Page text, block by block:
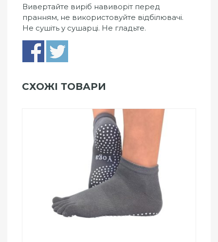
Вивертайте виріб навиворіт перед
пранням, не використовуйте відбілювачі.
Не сушіть у сушарці. Не гладьте.
СХОЖІ ТОВАРИ
ПРИДБАТИ
Add to Wishlist